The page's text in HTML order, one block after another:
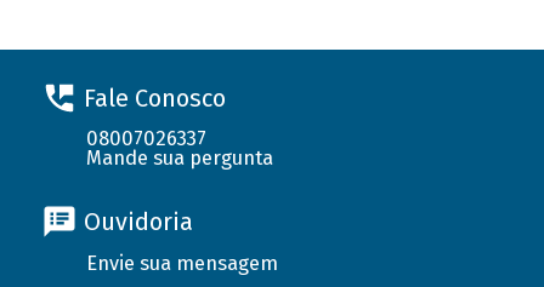
Fale Conosco
08007026337
Mande sua pergunta
Ouvidoria
Envie sua mensagem